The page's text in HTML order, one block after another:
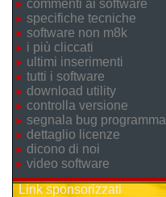
commenti ai software
specifiche tecniche
software non m8k
i più cliccati
ultimi inserimenti
tutti i software
download utility
controlla versione
segnala bug programma
dettaglio licenze
dicono di noi
video software
Link sponsorizzati